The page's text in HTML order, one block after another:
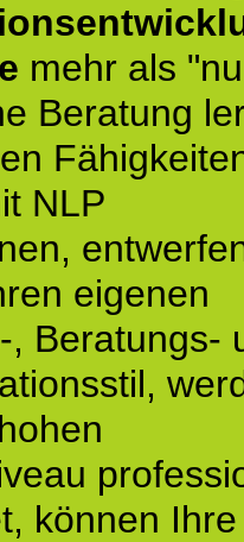
mehr als
Beratung
NLP
eigenen
, Beratungs-
können Ihre